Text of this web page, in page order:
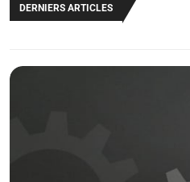
DERNIERS ARTICLES